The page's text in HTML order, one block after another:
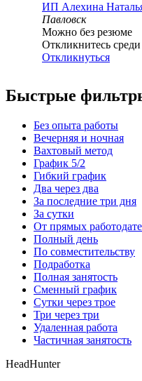
ИП Алехина
Павловск
Можно без резюме
Откликнитесь
Откликнуться
Быстрые
Без опыта работы
Вечерняя и ночная
Вахтовый метод
График 5/2
Гибкий график
Два через два
За последние три дня
За сутки
От прямых
Полный день
По совместительству
Подработка
Полная занятость
Сменный график
Сутки через трое
Три через три
Удаленная работа
Частичная занятость
HeadHunter